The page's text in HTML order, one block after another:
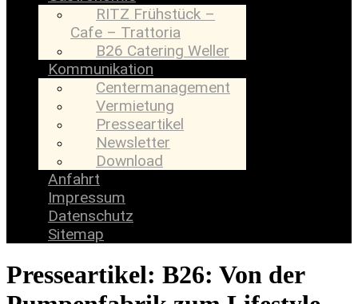
RITZ Frühstück –
Cafe – Trattoria
B26 Catering Weller
Kommunikation
Centermanagement
Vermietung
Presseartikel
Newsletter
Download
Anfahrt
Impressum
Datenschutz
Sitemap
Presseartikel: B26: Von der